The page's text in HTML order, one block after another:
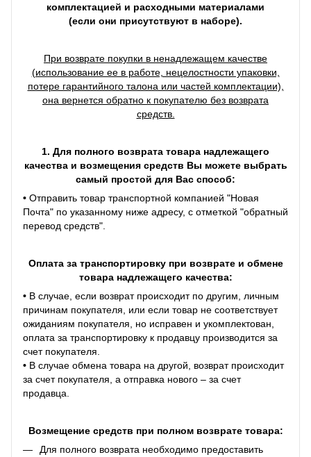
комплектацией и расходными материалами
(если они присутствуют в наборе).
При возврате покупки в ненадлежащем качестве
(использование ее в работе, нецелостности упаковки,
потере гарантийного талона или частей комплектации),
она вернется обратно к покупателю без возврата
средств.
1. Для полного возврата товара надлежащего
качества и возмещения средств Вы можете выбрать
самый простой для Вас способ:
• Отправить товар транспортной компанией "Новая
Почта" по указанному ниже адресу, с отметкой "обратный
перевод средств".
Оплата за транспортировку при возврате и обмене
товара надлежащего качества:
• В случае, если возврат происходит по другим, личным
причинам покупателя, или если товар не соответствует
ожиданиям покупателя, но исправен и укомплектован,
оплата за транспортировку к продавцу производится за
счет покупателя.
• В случае обмена товара на другой, возврат происходит
за счет покупателя, а отправка нового – за счет
продавца.
Возмещение средств при полном возврате товара:
Для полного возврата необходимо предоставить